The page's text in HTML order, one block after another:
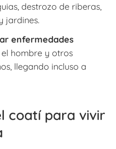
destrozo de riberas,
jardines.
enfermedades
hombre y otros
llegando incluso a
coatí para vivir